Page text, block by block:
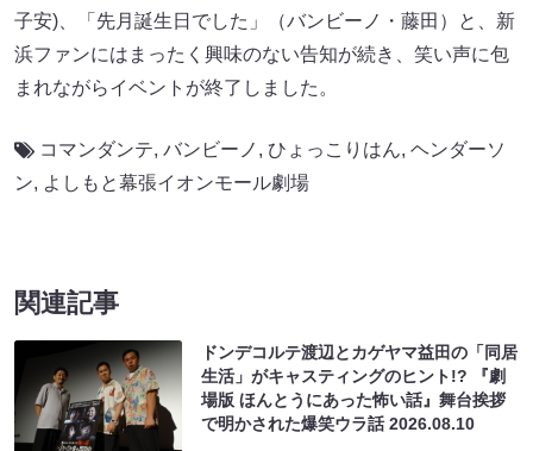
子安)、「先月誕生日でした」（バンビーノ・藤田）と、新
浜ファンにはまったく興味のない告知が続き、笑い声に包
まれながらイベントが終了しました。
コマンダンテ, バンビーノ , ひょっこりはん, ヘンダーソ
ン, よしもと幕張イオンモール劇場
関連記事
ドンデコルテ渡辺とカゲヤマ益田の「同居
生活」がキャスティングのヒント!? 『劇
場版 ほんとうにあった怖い話』舞台挨拶
で明かされた爆笑ウラ話2026.08.10